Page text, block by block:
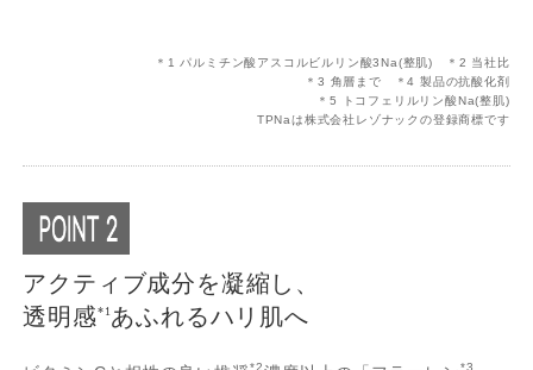
＊1 パルミチン酸アスコルビルリン酸3Na(整肌) ＊2 当社比
＊3 角層まで ＊4 製品の抗酸化剤
＊5 トコフェリルリン酸Na(整肌)
TPNaは株式会社レゾナックの登録商標です
アクティブ成分を凝縮し、
透明感*1 あふれるハリ肌へ
*2 *3